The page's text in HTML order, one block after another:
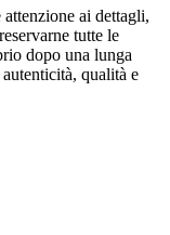
ai dettagli,
tutte le
dopo una lunga
qualità e